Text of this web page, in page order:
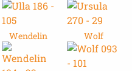
Wendelin Wolf